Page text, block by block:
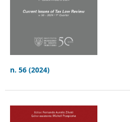
n. 56 (2024)